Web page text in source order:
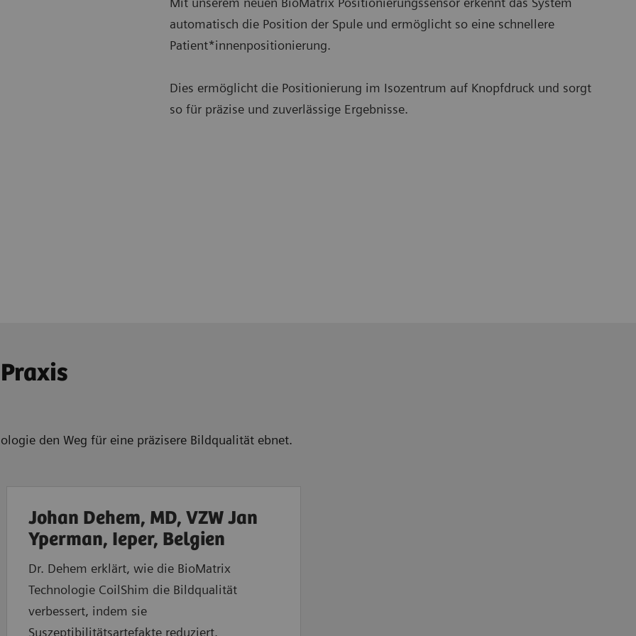
automatisch die Position der Spule und ermöglicht so eine schnellere
Patient*innenpositionierung.
Dies ermöglicht die Positionierung im Isozentrum auf Knopfdruck und sorgt
so für präzise und zuverlässige Ergebnisse.
den Weg für eine präzisere Bildqualität ebnet.
Johan Dehem, MD, VZW Jan
Yperman, Ieper, Belgien
Dr. Dehem erklärt, wie die BioMatrix
Technologie CoilShim die Bildqualität
verbessert, indem sie
Suszeptibilitätsartefakte reduziert.